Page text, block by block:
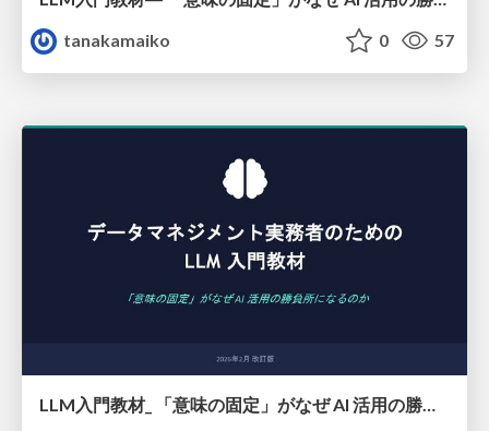
tanakamaiko
0 57
LLM入門教材_ 「意味の固定」がなぜ AI 活用の勝負所になるのか_プレゼン版